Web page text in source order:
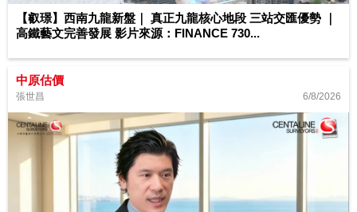
【叡璟】西南九龍新盤｜ 真正九龍核心地段 三站交匯優勢 ｜
高鐵藝文完善發展 影片來源：FINANCE 730...
中原估價
張世昌 6/8/2026